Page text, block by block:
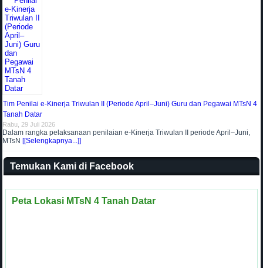
Tim Penilai e-Kinerja Triwulan II (Periode April–Juni) Guru dan Pegawai MTsN 4
Tanah Datar
Rabu, 29 Juli 2026
Dalam rangka pelaksanaan penilaian e-Kinerja Triwulan II periode April–Juni,
MTsN [[Selengkapnya...]]
Temukan Kami di Facebook
Peta Lokasi MTsN 4 Tanah Datar